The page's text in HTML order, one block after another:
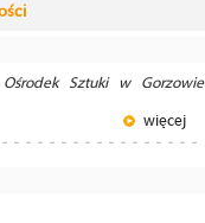
Sztuki w Gorzowie
więcej